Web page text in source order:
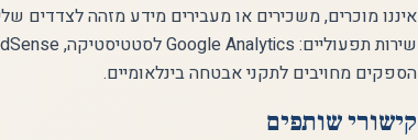
איננו מוכרים, משכירים או מעבירים מידע מזהה לצדדים
הספקים מחויבים לתקני אבטחה בינלאומיים.
קישורי שותפים